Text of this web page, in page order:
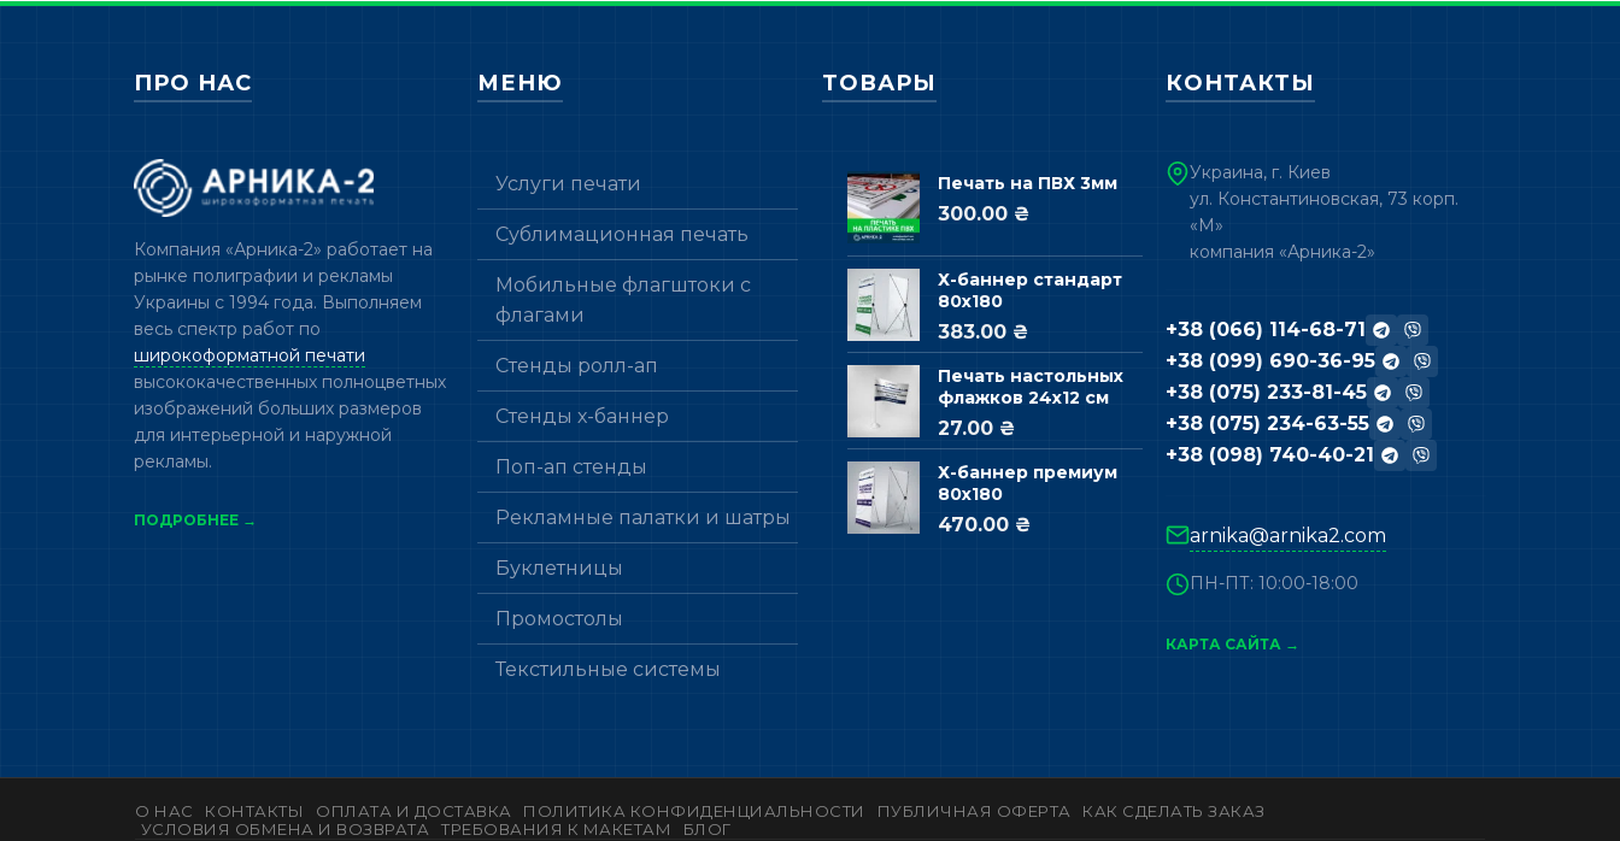
ПРО НАС
Компания «Арника-2» работает на
рынке полиграфии и рекламы
Украины с 1994 года. Выполняем
весь спектр работ по
широкоформатной печати
высококачественных полноцветных
изображений больших размеров
для интерьерной и наружной
рекламы.
ПОДРОБНЕЕ →
МЕНЮ
Услуги печати
Сублимационная печать
Мобильные флагштоки с
флагами
Стенды ролл-ап
Стенды х-баннер
Поп-ап стенды
Рекламные палатки и шатры
Буклетницы
Промостолы
Текстильные системы
ТОВАРЫ
Печать на ПВХ 3мм
300.00 ₴
Х-баннер стандарт
80х180
383.00 ₴
Печать настольных
флажков 24х12 см
27.00 ₴
Х-баннер премиум
80х180
470.00 ₴
КОНТАКТЫ
Украина, г. Киев
ул. Константиновская, 73 корп.
«М»
компания «Арника-2»
+38 (066) 114-68-71
+38 (099) 690-36-95
+38 (075) 233-81-45
+38 (075) 234-63-55
+38 (098) 740-40-21
arnika@arnika2.com
ПН-ПТ: 10:00-18:00
КАРТА САЙТА →
О НАС КОНТАКТЫ ОПЛАТА И ДОСТАВКА ПОЛИТИКА КОНФИДЕНЦИАЛЬНОСТИ ПУБЛИЧНАЯ ОФЕРТА
КАК СДЕЛАТЬ ЗАКАЗ
УСЛОВИЯ ОБМЕНА И ВОЗВРАТА
ТРЕБОВАНИЯ К МАКЕТАМ БЛОГ